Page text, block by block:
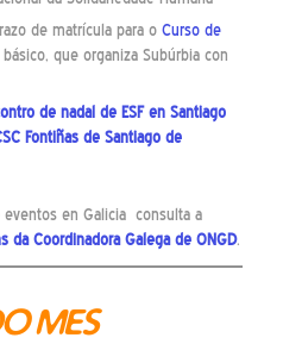
de matrícula para o Curso de
que organiza Subúrbia con
de nadal de ESF en Santiago
Fontiñas de Santiago de
en Galicia consulta a
da Coordinadora Galega de ONGD.
MES